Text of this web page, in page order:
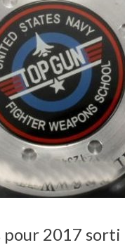
pour 2017 sorti